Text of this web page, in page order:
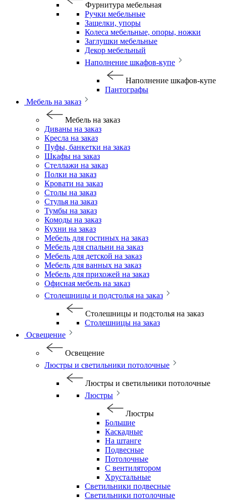
Фурнитура мебельная
Ручки мебельные
Защелки, упоры
Колеса мебельные, опоры, ножки
Заглушки мебельные
Декор мебельный
Наполнение шкафов-купе
Наполнение шкафов-купе
Пантографы
Мебель на заказ
Мебель на заказ
Диваны на заказ
Кресла на заказ
Пуфы, банкетки на заказ
Шкафы на заказ
Стеллажи на заказ
Полки на заказ
Кровати на заказ
Столы на заказ
Стулья на заказ
Тумбы на заказ
Комоды на заказ
Кухни на заказ
Мебель для гостиных на заказ
Мебель для спальни на заказ
Мебель для детской на заказ
Мебель для ванных на заказ
Мебель для прихожей на заказ
Офисная мебель на заказ
Столешницы и подстолья на заказ
Столешницы и подстолья на заказ
Столешницы на заказ
Освещение
Освещение
Люстры и светильники потолочные
Люстры и светильники потолочные
Люстры
Люстры
Большие
Каскадные
На штанге
Подвесные
Потолочные
С вентилятором
Хрустальные
Светильники подвесные
Светильники потолочные